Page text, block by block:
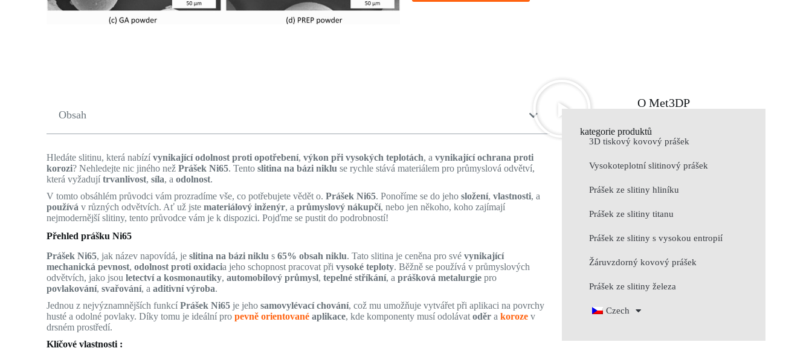
Obsah
Hledáte slitinu, která nabízívynikající odolnost proti opotřebení,výkon při vysokých teplotách, avynikající ochrana proti
korozi? Nehledejte nic jiného nežPrášek Ni65. Tentoslitina na bázi niklu se rychle stává materiálem pro průmyslová odvětví,
která vyžadujítrvanlivost,síla, aodolnost.
V tomto obsáhlém průvodci vám prozradíme vše, co potřebujete vědět o.Prášek Ni65. Ponoříme se do jehosložení,vlastnosti, a
používá v různých odvětvích. Ať už jstemateriálový inženýr, aprůmyslový nákupčí, nebo jen někoho, koho zajímají
nejmodernější slitiny, tento průvodce vám je k dispozici. Pojďme se pustit do podrobností!
Přehled prášku Ni65
Prášek Ni65, jak název napovídá, jeslitina na bázi niklu s65% obsah niklu. Tato slitina je ceněna pro svévynikající
mechanická pevnost,odolnost proti oxidacia jeho schopnost pracovat přivysoké teploty. Běžně se používá v průmyslových
odvětvích, jako jsouletectví a kosmonautiky,automobilový průmysl,tepelné stříkání, aprášková metalurgie pro
povlakování,svařování, aaditivní výroba.
Jednou z nejvýznamnějších funkcíPrášek Ni65 je jehosamovylévací chování, což mu umožňuje vytvářet při aplikaci na povrchy
husté a odolné povlaky. Díky tomu je ideální pro pevně orientovanéaplikace, kde komponenty musí odolávatoděr a koroze v
drsném prostředí.
Klíčové vlastnosti :
O Met3DP
kategorie produktů
3D tiskový kovový prášek
Vysokoteplotní slitinový prášek
Prášek ze slitiny hliníku
Prášek ze slitiny titanu
Prášek ze slitiny s vysokou entropií
Žáruvzdorný kovový prášek
Prášek ze slitiny železa
Czech